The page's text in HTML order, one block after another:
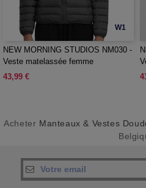
W1
NEW MORNING STUDIOS NM030 -
Veste matelassée femme
43,99 €
Acheter Manteaux & Vestes